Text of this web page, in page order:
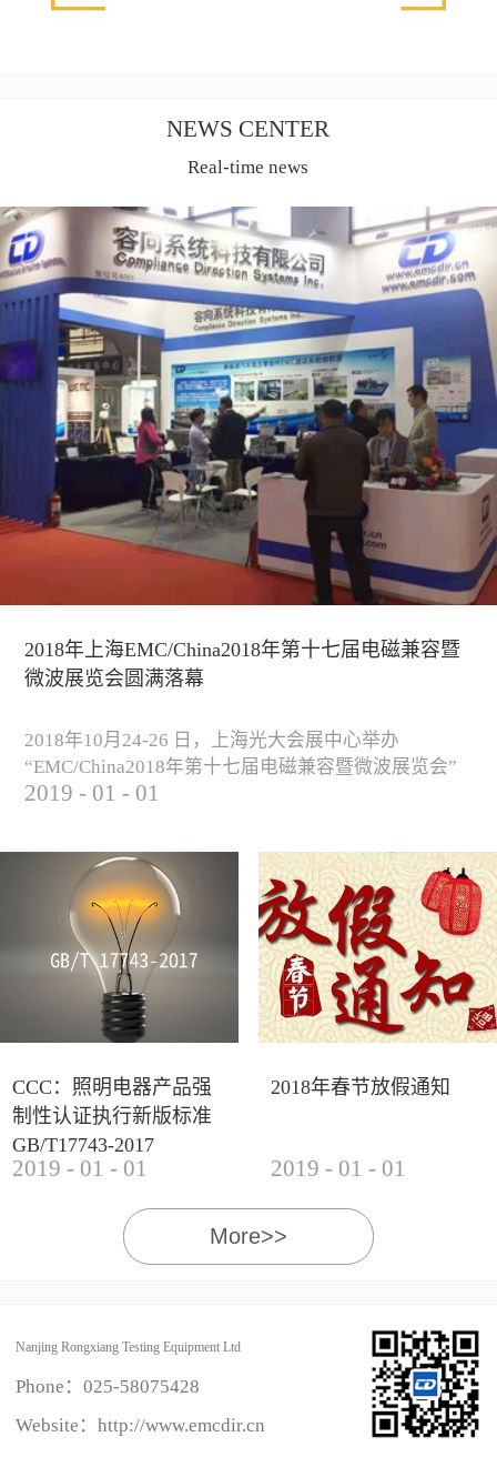
NEWS CENTER
Real-time news
2018年上海EMC/China2018年第十七届电磁兼容暨
微波展览会圆满落幕
2018年10月24-26 日，上海光大会展中心举办
“EMC/China2018年第十七届电磁兼容暨微波展览会”
圆满落幕。我公司与来自军工、汽车、科研院校、通
状与未来，并展出测试、整改等行业尖端设备，吸引
业内外人士参观驻足。展会期间我公司举办了《电磁
兼容测试和设计技术》技术讲座，本次讲座同时特邀
德国Langer公司资深工程师Lars Glaesser...
2019 - 01 - 01
CCC：照明电器产品强
制性认证执行新版标准
GB/T17743-2017
2019 - 01 - 01
2018年春节放假通知
2019 - 01 - 01
More>>
Nanjing Rongxiang Testing Equipment Ltd
Phone： 025-58075428
Website：http://www.emcdir.cn